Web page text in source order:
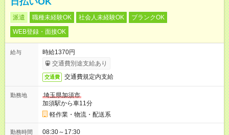
派遣 職種未経験OK 社会人未経験OK
ブランクOK
WEB登録・面接OK
給与
時給1370円
交通費別途支給あり
交通費 交通費規定内支給
勤務地
埼玉県加須市
加須駅から車11分
軽作業・物流・配送系
勤務時間 08:30～17:30